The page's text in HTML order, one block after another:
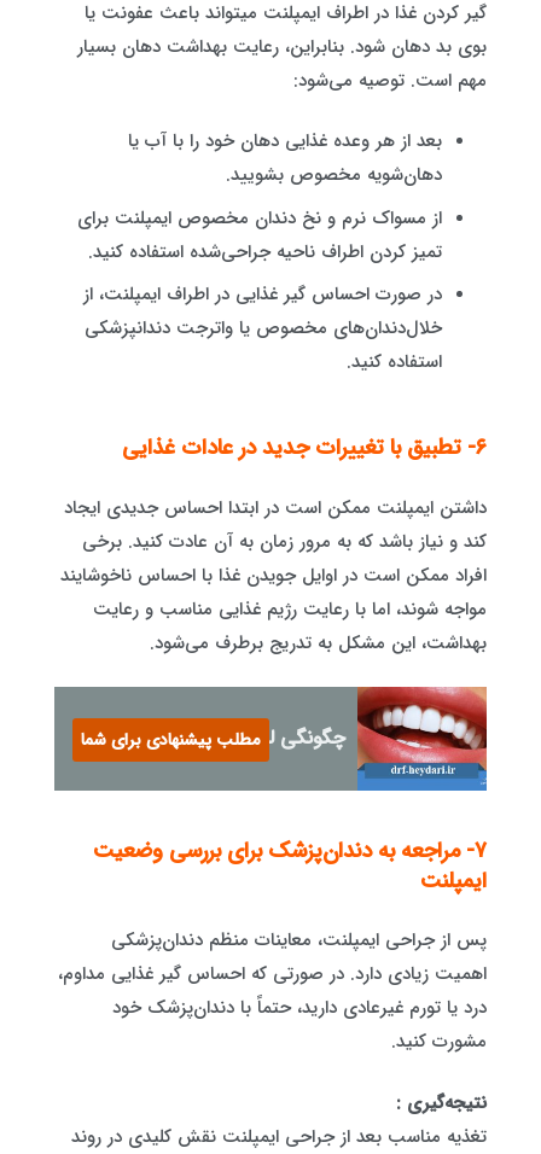
گیر کردن غذا در اطراف ایمپلنت میتواند باعث عفونت یا
بوی بد دهان شود. بنابراین، رعایت بهداشت دهان بسیار
مهم است. توصیه می‌شود:
بعد از هر وعده غذایی دهان خود را با آب یا
دهان‌شویه مخصوص بشویید.
از مسواک نرم و نخ دندان مخصوص ایمپلنت برای
تمیز کردن اطراف ناحیه جراحی‌شده استفاده کنید.
در صورت احساس گیر غذایی در اطراف ایمپلنت، از
خلال‌دندان‌های مخصوص یا واترجت دندانپزشکی
استفاده کنید.
۶- تطبیق با تغییرات جدید در عادات غذایی
داشتن ایمپلنت ممکن است در ابتدا احساس جدیدی ایجاد
کند و نیاز باشد که به مرور زمان به آن عادت کنید. برخی
افراد ممکن است در اوایل جویدن غذا با احساس ناخوشایند
مواجه شوند، اما با رعایت رژیم غذایی مناسب و رعایت
بهداشت، این مشکل به تدریج برطرف می‌شود.
چگونگی لمینت دندانمطلب پیشنهادی برای شما
۷- مراجعه به دندان‌پزشک برای بررسی وضعیت
ایمپلنت
پس از جراحی ایمپلنت، معاینات منظم دندان‌پزشکی
اهمیت زیادی دارد. در صورتی که احساس گیر غذایی مداوم،
درد یا تورم غیرعادی دارید، حتماً با دندان‌پزشک خود
مشورت کنید.
نتیجه‌گیری :
تغذیه مناسب بعد از جراحی ایمپلنت نقش کلیدی در روند